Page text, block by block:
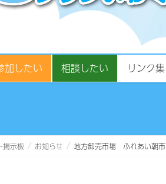
加したい 相談したい リンク集
掲示板 お知らせ 地方卸売市場 ふれあい朝市